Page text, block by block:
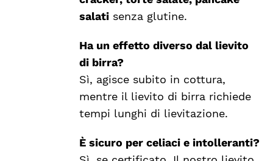
salati senza glutine.
Ha un effetto diverso dal lievito
di birra?
Sì, agisce subito in cottura,
mentre il lievito di birra richiede
tempi lunghi di lievitazione.
È sicuro per celiaci e intolleranti?